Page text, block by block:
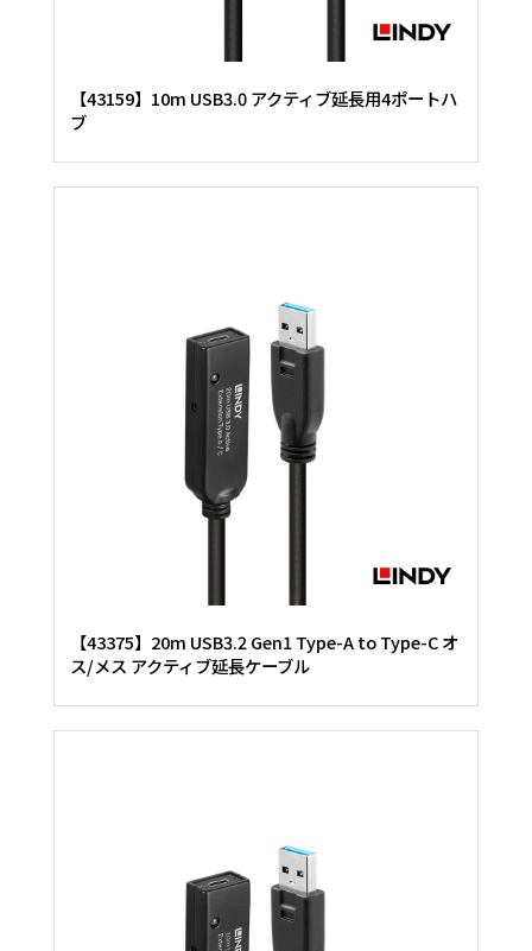
【43159】10m USB3.0 アクティブ延長用4ポートハ
ブ
【43375】20m USB3.2 Gen1 Type-A to Type-C オ
ス/メス アクティブ延長ケーブル